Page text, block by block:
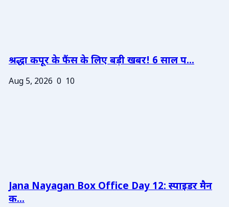
श्रद्धा कपूर के फैंस के लिए बड़ी खबर! 6 साल प...
Aug 5, 2026 0 10
Jana Nayagan Box Office Day 12: स्पाइडर मैन
क...